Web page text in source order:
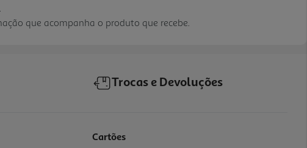
que acompanha o produto que recebe.
Trocas e Devoluções
Cartões